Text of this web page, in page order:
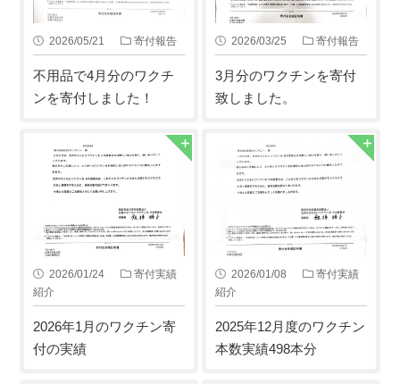
2026/05/21 寄付報告
不用品で4月分のワクチ
ンを寄付しました！
2026/03/25 寄付報告
3月分のワクチンを寄付
致しました。
2026/01/24
寄付実績
紹介
2026年1月のワクチン寄
付の実績
2026/01/08
寄付実績
紹介
2025年12月度のワクチン
本数実績498本分